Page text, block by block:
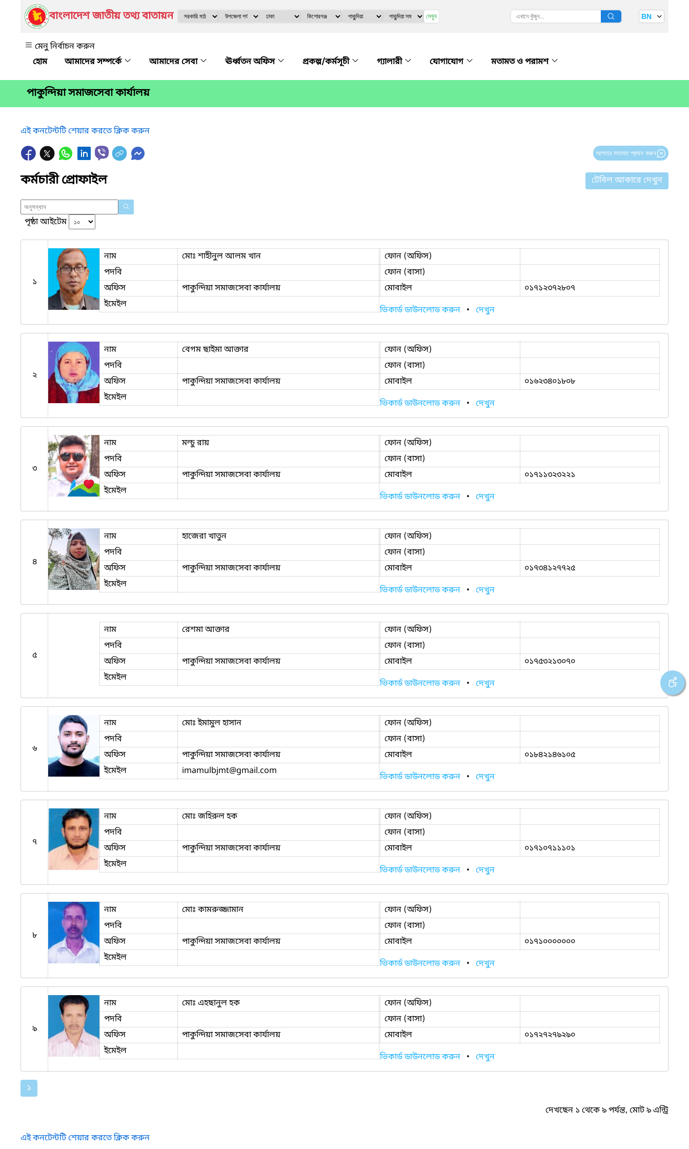
বাংলাদেশ জাতীয় তথ্য বাতায়ন দেখুন BN
মেনু নির্বাচন করুন
আমাদের সম্পর্কে
আমাদের সেবা ঊর্ধ্বতন অফিস প্রকল্প/কর্মসূচী গ্যালারী যোগাযোগ মতামত ও পরামশ
পাকুন্দিয়া সমাজসেবা কার্যালয়
এই কনটেন্টটি শেয়ার করতে ক্লিক করুন
আপনার মতামত প্রদান করুন
কর্মচারী প্রোফাইল টেবিল আকারে দেখুন
পৃষ্ঠা আইটেম
১
নাম
মোঃ শাহীনুল আলম খান
পদবি
অফিস
পাকুন্দিয়া সমাজসেবা কার্যালয়
ইমেইল
ফোন (অফিস)
ফোন (বাসা)
মোবাইল
০১৭১২৩৭২৮০৭
ভিকার্ড ডাউনলোড করুন • দেখুন
২
নাম
বেগম ছাইমা আক্তার
পদবি
অফিস
পাকুন্দিয়া সমাজসেবা কার্যালয়
ইমেইল
ফোন (অফিস)
ফোন (বাসা)
মোবাইল
০১৬২৩৪০১৮০৮
ভিকার্ড ডাউনলোড করুন • দেখুন
৩
নাম
মন্চু রায়
পদবি
অফিস
পাকুন্দিয়া সমাজসেবা কার্যালয়
ইমেইল
ফোন (অফিস)
ফোন (বাসা)
মোবাইল
০১৭১১৩২৩২২১
ভিকার্ড ডাউনলোড করুন • দেখুন
৪
নাম
হাজেরা খাতুন
পদবি
অফিস
পাকুন্দিয়া সমাজসেবা কার্যালয়
ইমেইল
ফোন (অফিস)
ফোন (বাসা)
মোবাইল
০১৭৩৪১২৭৭২৫
ভিকার্ড ডাউনলোড করুন • দেখুন
৫
নাম
রেশমা আক্তার
পদবি
অফিস
পাকুন্দিয়া সমাজসেবা কার্যালয়
ইমেইল
ফোন (অফিস)
ফোন (বাসা)
মোবাইল
০১৭৫৩২১৩০৭০
ভিকার্ড ডাউনলোড করুন • দেখুন
৬
নাম
মোঃ ইমামুল হাসান
পদবি
অফিস
পাকুন্দিয়া সমাজসেবা কার্যালয়
ইমেইল
imamulbjmt@gmail.com
ফোন (অফিস)
ফোন (বাসা)
মোবাইল
০১৮৪২১৪৬১০৫
ভিকার্ড ডাউনলোড করুন • দেখুন
৭
নাম
মোঃ জহিরুল হক
পদবি
অফিস
পাকুন্দিয়া সমাজসেবা কার্যালয়
ইমেইল
ফোন (অফিস)
ফোন (বাসা)
মোবাইল
০১৭১০৭১১১০১
ভিকার্ড ডাউনলোড করুন • দেখুন
৮
নাম
মোঃ কামরুজ্জামান
পদবি
অফিস
পাকুন্দিয়া সমাজসেবা কার্যালয়
ইমেইল
ফোন (অফিস)
ফোন (বাসা)
মোবাইল
০১৭১০০০০০০০
ভিকার্ড ডাউনলোড করুন • দেখুন
৯
নাম
মোঃ এহছানুল হক
পদবি
অফিস
পাকুন্দিয়া সমাজসেবা কার্যালয়
ইমেইল
ফোন (অফিস)
ফোন (বাসা)
মোবাইল
০১৭২৭২৭৯২৯০
ভিকার্ড ডাউনলোড করুন • দেখুন
১
দেখছেন ১ থেকে ৯ পর্যন্ত, মোট ৯ এন্ট্রি
এই কনটেন্টটি শেয়ার করতে ক্লিক করুন